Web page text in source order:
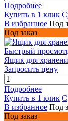
Подробнее
Купить в 1 клик
В избранное Под
Под заказ
Быстрый
Ящик для
Запросить цену
Подробнее
Купить в 1 клик
В избранное Под
Под заказ